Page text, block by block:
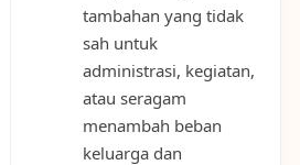
tambahan yang tidak
sah untuk
administrasi, kegiatan,
atau seragam
menambah beban
keluarga dan